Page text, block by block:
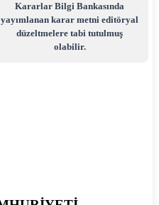
Kararlar Bilgi Bankasında
yayımlanan karar metni editöryal
düzeltmelere tabi tutulmuş
olabilir.